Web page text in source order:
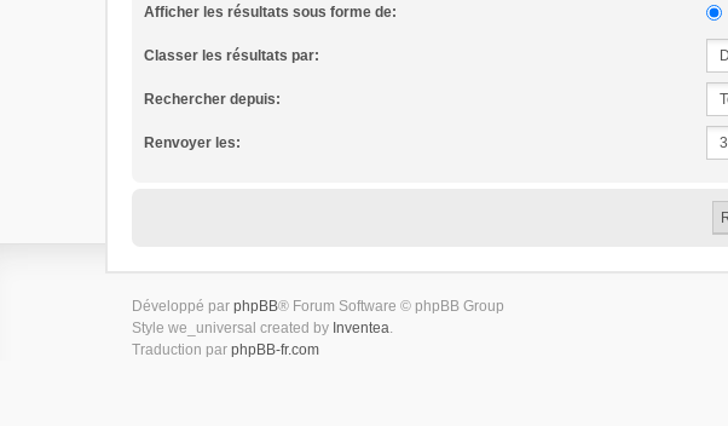
Afficher les résultats sous forme de:
Classer les résultats par:
Rechercher depuis:
Renvoyer les:
Développé par phpBB® Forum Software © phpBB Group
Style we_universal created by Inventea.
Traduction par phpBB-fr.com